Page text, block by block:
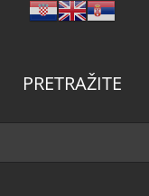
PRETRAŽITE